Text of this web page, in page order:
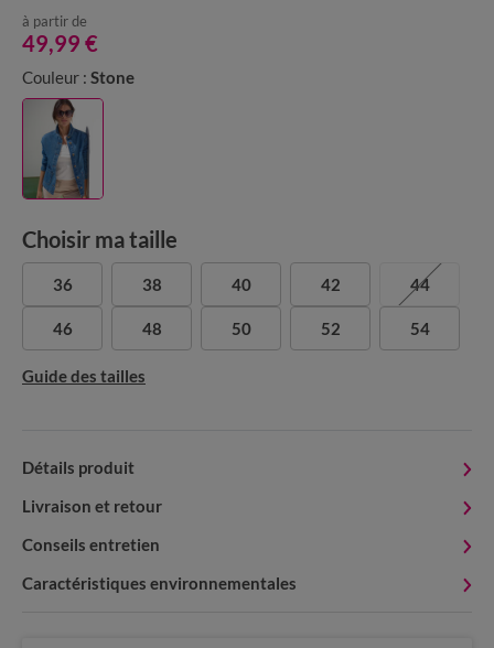
à partir de
49,99 €
Couleur : Stone
Choisir ma taille
36 38 40 42 44
46 48 50 52 54
Guide des tailles
Détails produit
Livraison et retour
Conseils entretien
Caractéristiques environnementales